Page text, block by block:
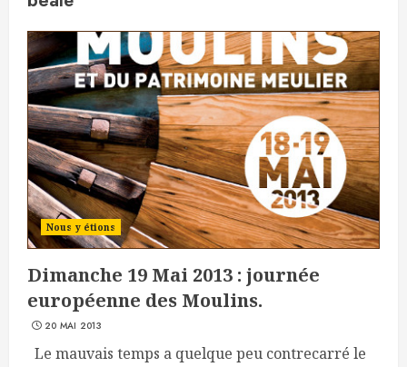
Nous y étions
Dimanche 19 Mai 2013 : journée
européenne des Moulins.
20 MAI 2013
Le mauvais temps a quelque peu contrecarré le